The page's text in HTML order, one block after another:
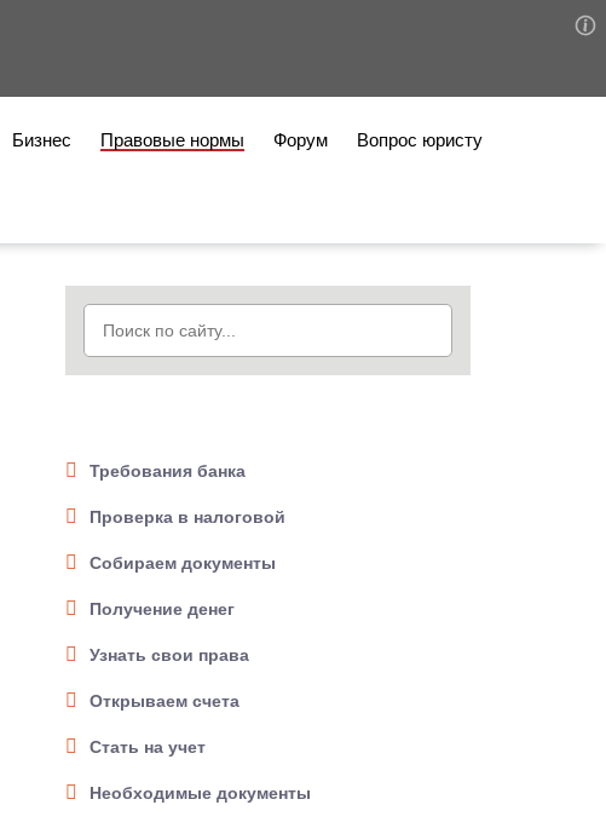
Бизнес Правовые нормы Форум Вопрос юристу
Требования банка
Проверка в налоговой
Собираем документы
Получение денег
Узнать свои права
Открываем счета
Стать на учет
Необходимые документы